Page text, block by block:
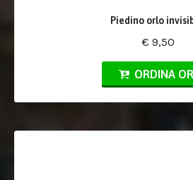
Piedino orlo
€ 9,50
ORDINA